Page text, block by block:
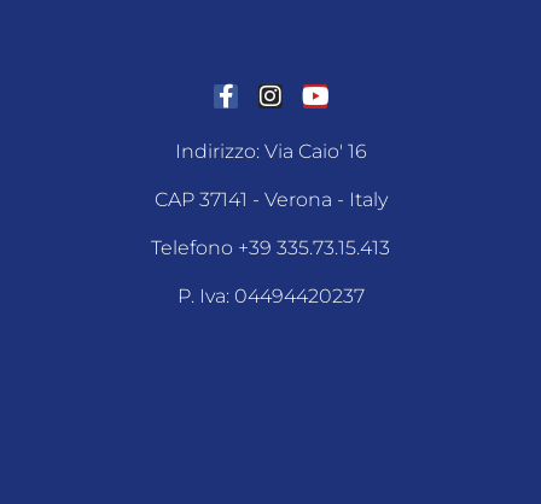
Indirizzo: Via Caio' 16
CAP 37141 - Verona - Italy
Telefono +39 335.73.15.413
P. Iva: 04494420237